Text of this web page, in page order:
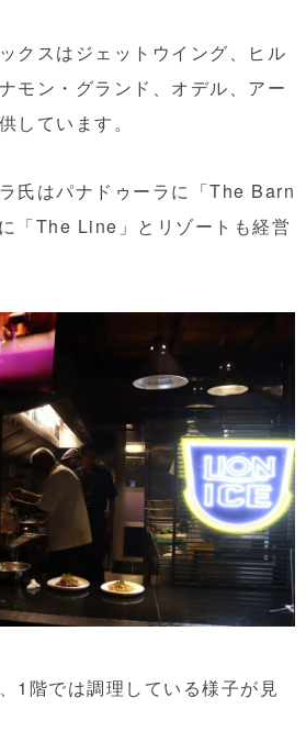
クスはジェットウイング、ヒル
モン・グランド、オデル、アー
しています。
氏はパナドゥーラに「The Barn
「The Line」とリゾートも経営
1階では調理している様子が見